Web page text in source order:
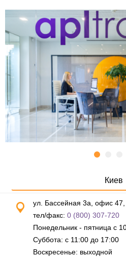
Киев
ул. Бассейная 3а, офис 47,
тел/факс: 0 (800) 307-720
Понедельник - пятница с
Суббота: с 11:00 до 17:00
Воскресенье: выходной